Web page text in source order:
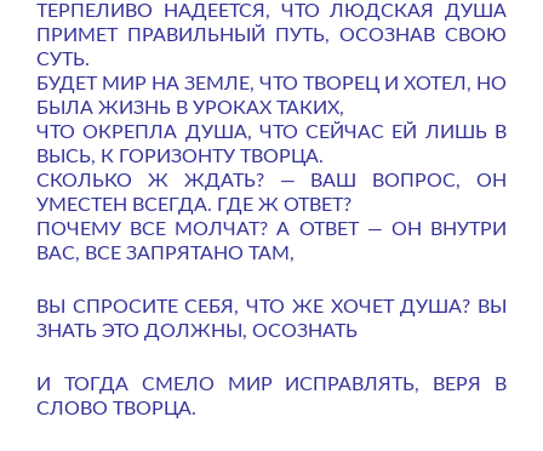
ТЕРПЕЛИВО НАДЕЕТСЯ, ЧТО ЛЮДСКАЯ ДУША
ПРИМЕТ ПРАВИЛЬНЫЙ ПУТЬ, ОСОЗНАВ СВОЮ
СУТЬ.
БУДЕТ МИР НА ЗЕМЛЕ, ЧТО ТВОРЕЦ И ХОТЕЛ, НО
БЫЛА ЖИЗНЬ В УРОКАХ ТАКИХ,
ЧТО ОКРЕПЛА ДУША, ЧТО СЕЙЧАС ЕЙ ЛИШЬ В
ВЫСЬ, К ГОРИЗОНТУ ТВОРЦА.
СКОЛЬКО Ж ЖДАТЬ? — ВАШ ВОПРОС, ОН
УМЕСТЕН ВСЕГДА. ГДЕ Ж ОТВЕТ?
ПОЧЕМУ ВСЕ МОЛЧАТ? А ОТВЕТ — ОН ВНУТРИ
ВАС, ВСЕ ЗАПРЯТАНО ТАМ,
ВЫ СПРОСИТЕ СЕБЯ, ЧТО ЖЕ ХОЧЕТ ДУША? ВЫ
ЗНАТЬ ЭТО ДОЛЖНЫ, ОСОЗНАТЬ
И ТОГДА СМЕЛО МИР ИСПРАВЛЯТЬ, ВЕРЯ В
СЛОВО ТВОРЦА.